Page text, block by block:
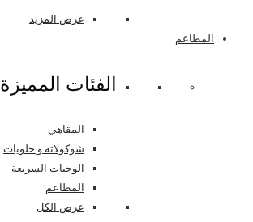
عرض المزيد
المطاعم
اﻟﻔﺌﺎﺕ اﻟﻤﻤﻴﺰﺓ
المقاهي
شوكولاتة و حلويات
الوجبات السريعة
المطاعم
عرض الكل